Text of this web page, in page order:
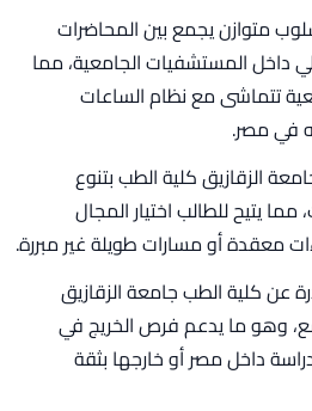
متوازن يجمع بين المحاضرات
داخل المستشفيات الجامعية، مما
تتماشى مع نظام الساعات
في مصر.
الزقازيق كلية الطب بتنوع
يتيح للطالب اختيار المجال
معقدة أو مسارات طويلة غير مبررة.
عن كلية الطب جامعة الزقازيق
وهو ما يدعم فرص الخريج في
داخل مصر أو خارجها بثقة